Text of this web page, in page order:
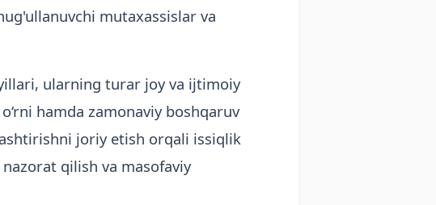
mutaxassislar va
ularning turar joy va ijtimoiy
hamda zamonaviy boshqaruv
joriy etish orqali issiqlik
qilish va masofaviy